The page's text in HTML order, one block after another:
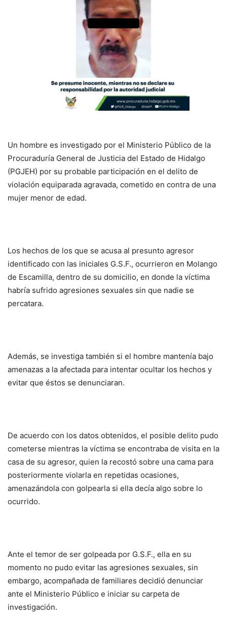
Un hombre es investigado por el Ministerio Público de la
Procuraduría General de Justicia del Estado de Hidalgo
(PGJEH) por su probable participación en el delito de
violación equiparada agravada, cometido en contra de una
mujer menor de edad.
Los hechos de los que se acusa al presunto agresor
identificado con las iniciales G.S.F., ocurrieron en Molango
de Escamilla, dentro de su domicilio, en donde la víctima
habría sufrido agresiones sexuales sin que nadie se
percatara.
Además, se investiga también si el hombre mantenía bajo
amenazas a la afectada para intentar ocultar los hechos y
evitar que éstos se denunciaran.
De acuerdo con los datos obtenidos, el posible delito pudo
cometerse mientras la víctima se encontraba de visita en la
casa de su agresor, quien la recostó sobre una cama para
posteriormente violarla en repetidas ocasiones,
amenazándola con golpearla si ella decía algo sobre lo
ocurrido.
Ante el temor de ser golpeada por G.S.F., ella en su
momento no pudo evitar las agresiones sexuales, sin
embargo, acompañada de familiares decidió denunciar
ante el Ministerio Público e iniciar su carpeta de
investigación.